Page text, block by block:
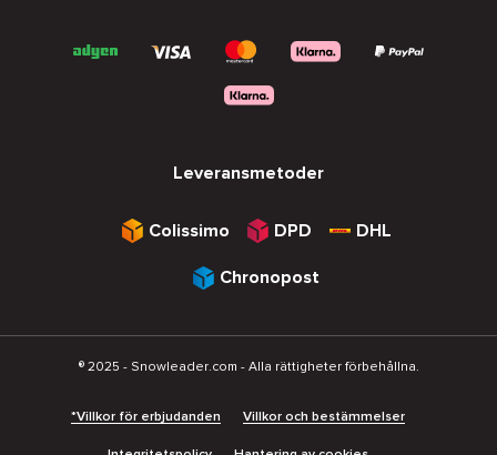
Leveransmetoder
Colissimo DPD DHL
Chronopost
® 2025 - Snowleader.com - Alla rättigheter förbehållna.
*Villkor för erbjudanden Villkor och bestämmelser